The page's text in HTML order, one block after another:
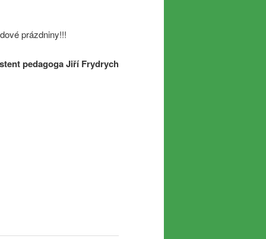
prázdniny!!!
pedagoga Jiří Frydrych